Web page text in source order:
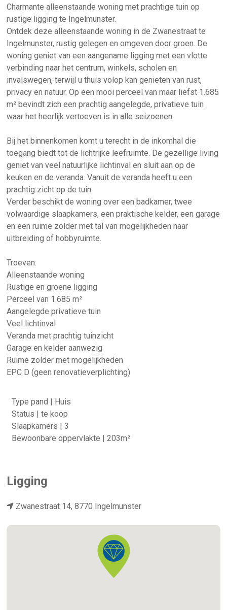
Charmante alleenstaande woning met prachtige tuin op
rustige ligging te Ingelmunster.
Ontdek deze alleenstaande woning in de Zwanestraat te
Ingelmunster, rustig gelegen en omgeven door groen. De
woning geniet van een aangename ligging met een vlotte
verbinding naar het centrum, winkels, scholen en
invalswegen, terwijl u thuis volop kan genieten van rust,
privacy en natuur. Op een mooi perceel van maar liefst 1.685
m² bevindt zich een prachtig aangelegde, privatieve tuin
waar het heerlijk vertoeven is in alle seizoenen.
Bij het binnenkomen komt u terecht in de inkomhal die
toegang biedt tot de lichtrijke leefruimte. De gezellige living
geniet van veel natuurlijke lichtinval en sluit aan op de
keuken en de veranda. Vanuit de veranda heeft u een
prachtig zicht op de tuin.
Verder beschikt de woning over een badkamer, twee
volwaardige slaapkamers, een praktische kelder, een garage
en een ruime zolder met tal van mogelijkheden naar
uitbreiding of hobbyruimte.
Troeven:
Alleenstaande woning
Rustige en groene ligging
Perceel van 1.685 m²
Aangelegde privatieve tuin
Veel lichtinval
Veranda met prachtig tuinzicht
Garage en kelder aanwezig
Ruime zolder met mogelijkheden
EPC D (geen renovatieverplichting)
Type pand | Huis
Status | te koop
Slaapkamers | 3
Bewoonbare oppervlakte | 203m²
Ligging
Zwanestraat 14, 8770 Ingelmunster